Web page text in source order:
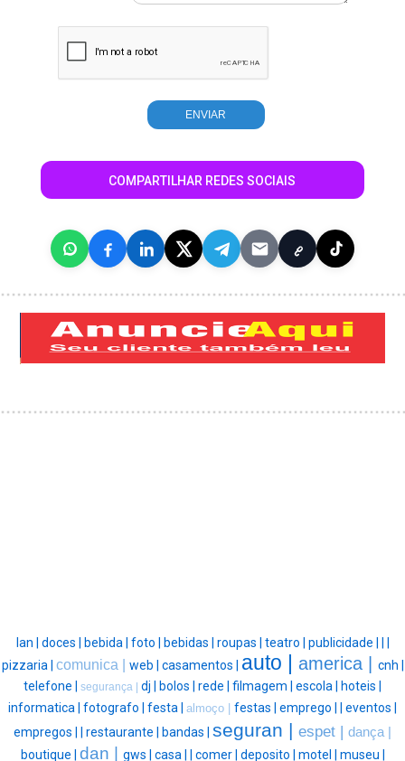
COMPARTILHAR REDES SOCIAIS
lan | doces | bebida | foto | bebidas | roupas | teatro | publicidade | | |
pizzaria | comunica | web | casamentos | auto | america | cnh |
telefone | segurança | dj | bolos | rede | filmagem | escola | hoteis |
informatica | fotografo | festa | almoço | festas | emprego | | eventos |
empregos | | restaurante | bandas | seguran | espet | dança |
boutique | dan | gws | casa | | comer | deposito | motel | museu |